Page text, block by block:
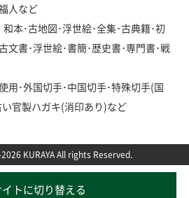
人など
本･古地図･浮世絵･全集･古典籍･初
文書･浮世絵･書簡･歴史書･専門書･戦
用･外国切手･中国切手･特殊切手(国
官製ハガキ(消印あり)など
KURAYA All rights Reserved.
イトに切り替える